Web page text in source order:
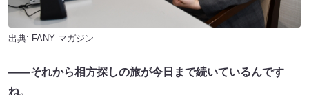
出典: FANY マガジン
——それから相方探しの旅が今日まで続いているんです
ね。